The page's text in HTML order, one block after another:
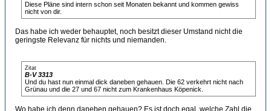
Diese Pläne sind intern schon seit Monaten bekannt und kommen gewiss
nicht von dir.
Das habe ich weder behauptet, noch besitzt dieser Umstand nicht die
geringste Relevanz für nichts und niemanden.
Zitat
B-V 3313
Und du hast nun einmal dick daneben gehauen. Die 62 verkehrt nicht nach
Grünau und die 27 und 67 nicht zum Krankenhaus Köpenick.
Wo habe ich denn daneben gehauen? Es ist doch egal, welche Zahl die